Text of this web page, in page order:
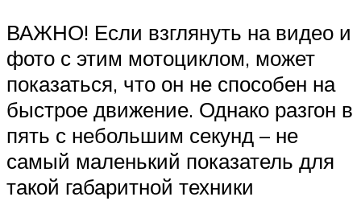
ВАЖНО! Если взглянуть на видео и
фото с этим мотоциклом, может
показаться, что он не способен на
быстрое движение. Однако разгон в
пять с небольшим секунд – не
самый маленький показатель для
такой габаритной техники